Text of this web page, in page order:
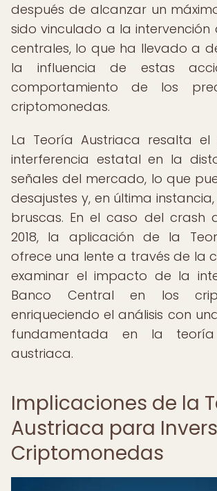
después de alcanzar un
sido vinculado a la intervención
centrales, lo que ha llevado a
la influencia de estas
comportamiento de los
criptomonedas.
La Teoría Austriaca resalta
interferencia estatal en la
señales del mercado, lo que
desajustes y, en última
bruscas. En el caso del crash
2018, la aplicación de la
ofrece una lente a través de la
examinar el impacto de la
Banco Central en los
enriqueciendo el análisis con
fundamentada en la teoría
austriaca.
Implicaciones de la
Austriaca para
Criptomonedas